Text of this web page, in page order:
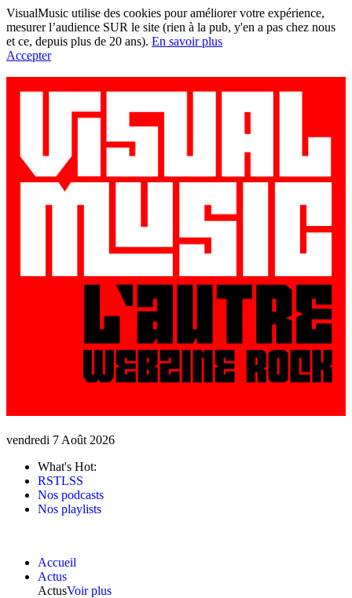
VisualMusic utilise des cookies pour améliorer votre expérience,
mesurer l’audience SUR le site (rien à la pub, y'en a pas chez nous
et ce, depuis plus de 20 ans). En savoir plus
Accepter
vendredi 7 Août 2026
What's Hot:
RSTLSS
Nos podcasts
Nos playlists
Accueil
Actus
ActusVoir plus